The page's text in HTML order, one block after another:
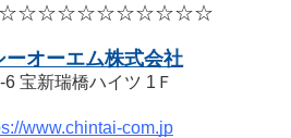
☆☆☆☆☆☆☆☆☆
オーエム株式会社
宝新瑞橋ハイツ 1Ｆ
www.chintai-com.jp